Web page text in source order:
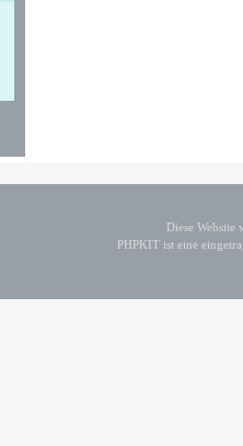
Diese
PHPKIT ist eine